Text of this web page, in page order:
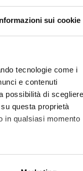
sui cookie
tecnologie come i
e contenuti
possibilità di scegliere
questa proprietà
in qualsiasi momento